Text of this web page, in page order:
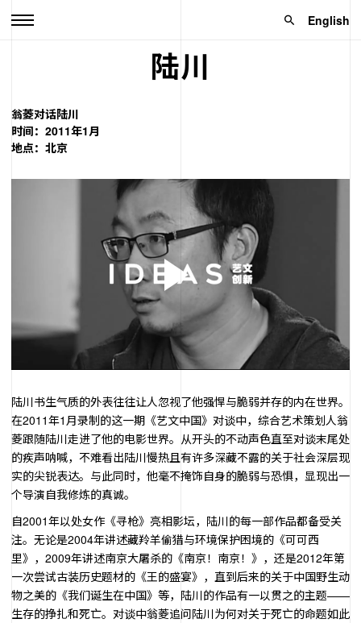
English
陆川
翁菱对话陆川
时间：2011年1月
地点：北京
陆川书生气质的外表往往让人忽视了他强悍与脆弱并存的内在世界。
在2011年1月录制的这一期《艺文中国》对谈中，综合艺术策划人翁
菱跟随陆川走进了他的电影世界。从开头的不动声色直至对谈末尾处
的疾声呐喊，不难看出陆川慢热且有许多深藏不露的关于社会深层现
实的尖锐表达。与此同时，他毫不掩饰自身的脆弱与恐惧，显现出一
个导演自我修炼的真诚。
自2001年以处女作《寻枪》亮相影坛，陆川的每一部作品都备受关
注。无论是2004年讲述藏羚羊偷猎与环境保护困境的《可可西
里》，2009年讲述南京大屠杀的《南京！南京！》，还是2012年第
一次尝试古装历史题材的《王的盛宴》，直到后来的关于中国野生动
物之美的《我们诞生在中国》等，陆川的作品有一以贯之的主题——
生存的挣扎和死亡。对谈中翁菱追问陆川为何对关于死亡的命题如此